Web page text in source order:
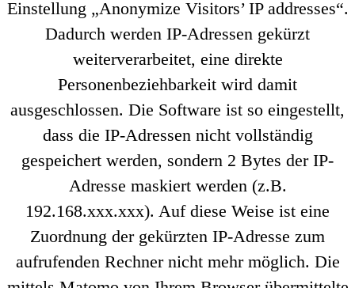
Einstellung „Anonymize Visitors’ IP addresses“.
Dadurch werden IP-Adressen gekürzt
weiterverarbeitet, eine direkte
Personenbeziehbarkeit wird damit
ausgeschlossen. Die Software ist so eingestellt,
dass die IP-Adressen nicht vollständig
gespeichert werden, sondern 2 Bytes der IP-
Adresse maskiert werden (z.B.
192.168.xxx.xxx). Auf diese Weise ist eine
Zuordnung der gekürzten IP-Adresse zum
aufrufenden Rechner nicht mehr möglich. Die